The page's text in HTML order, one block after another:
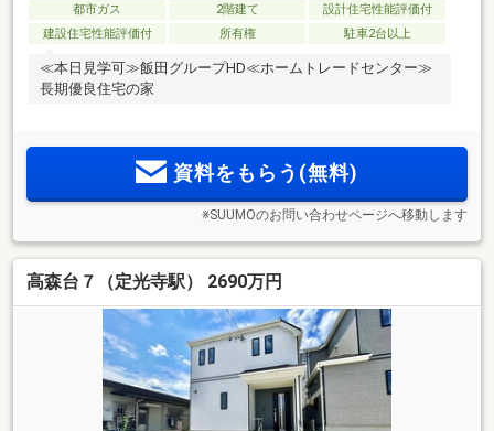
都市ガス 2階建て
設計住宅性能評価付
建設住宅性能評価付
所有権 駐車2台以上
≪本日見学可≫飯田グループHD≪ホームトレードセンター≫
長期優良住宅の家
資料をもらう(無料)
※SUUMOのお問い合わせページへ移動します
高森台７（定光寺駅） 2690万円